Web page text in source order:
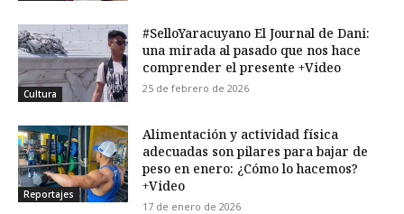
Cultura
#SelloYaracuyano El Journal de Dani:
una mirada al pasado que nos hace
comprender el presente +Video
25 de febrero de 2026
Reportajes
Alimentación y actividad física
adecuadas son pilares para bajar de
peso en enero: ¿Cómo lo hacemos?
+Video
17 de enero de 2026